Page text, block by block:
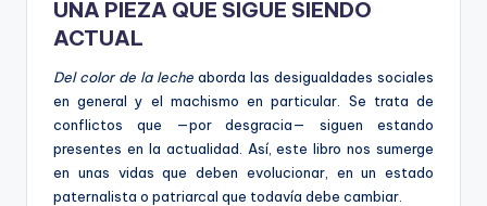
UNA PIEZA QUE SIGUE SIENDO
ACTUAL
Del color de la leche aborda las desigualdades sociales
en general y el machismo en particular. Se trata de
conflictos que —por desgracia— siguen estando
presentes en la actualidad. Así, este libro nos sumerge
en unas vidas que deben evolucionar, en un estado
paternalista o patriarcal que todavía debe cambiar.